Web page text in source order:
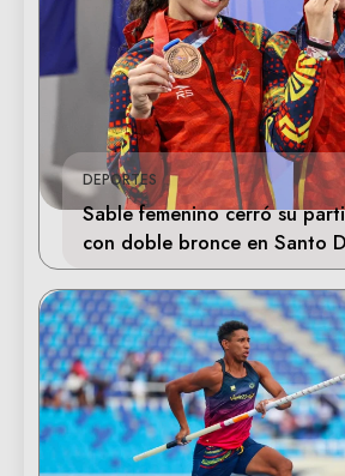
DEPORTES
Sable femenino cerró su
con doble bronce en Santo